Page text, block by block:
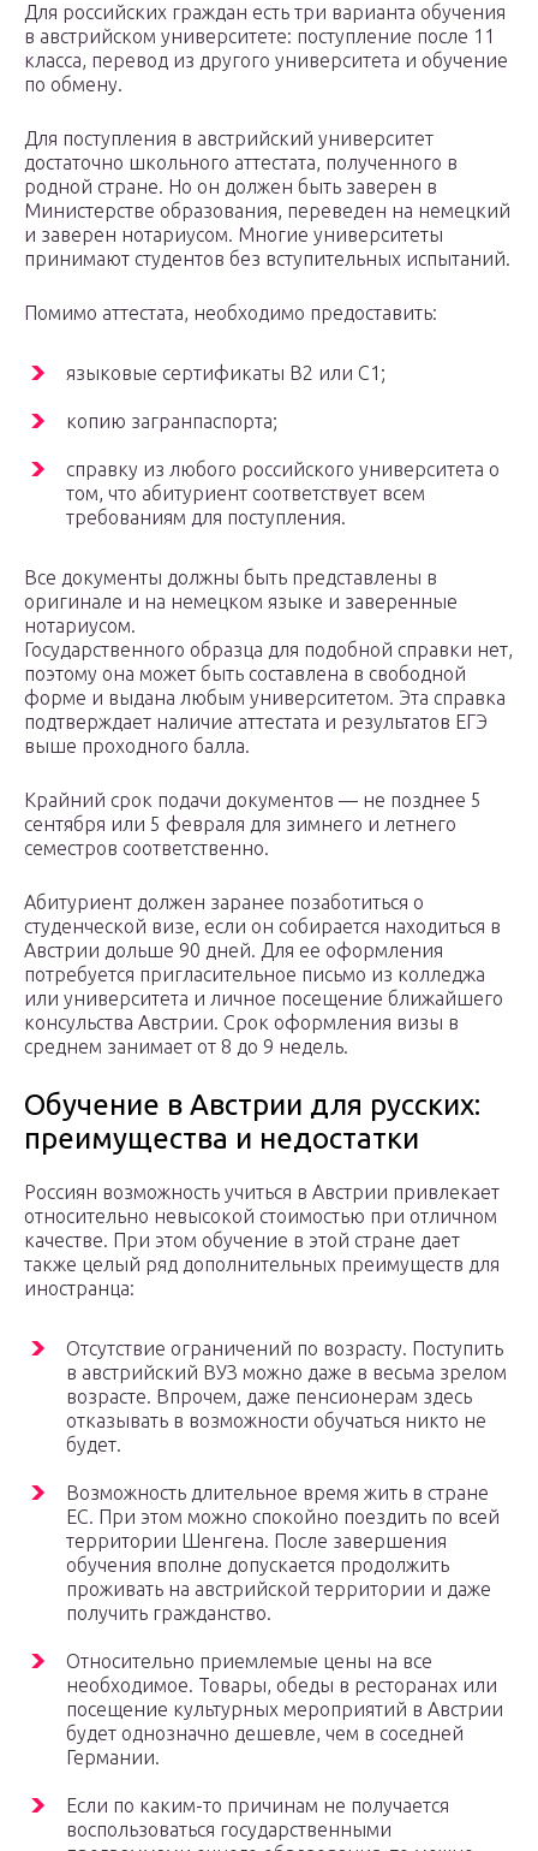
Для российских граждан есть три варианта обучения
в австрийском университете: поступление после 11
класса, перевод из другого университета и обучение
по обмену.
Для поступления в австрийский университет
достаточно школьного аттестата, полученного в
родной стране. Но он должен быть заверен в
Министерстве образования, переведен на немецкий
и заверен нотариусом. Многие университеты
принимают студентов без вступительных испытаний.
Помимо аттестата, необходимо предоставить:
языковые сертификаты B2 или C1;
копию загранпаспорта;
справку из любого российского университета о
том, что абитуриент соответствует всем
требованиям для поступления.
Все документы должны быть представлены в
оригинале и на немецком языке и заверенные
нотариусом.
Государственного образца для подобной справки нет,
поэтому она может быть составлена в свободной
форме и выдана любым университетом. Эта справка
подтверждает наличие аттестата и результатов ЕГЭ
выше проходного балла.
Крайний срок подачи документов — не позднее 5
сентября или 5 февраля для зимнего и летнего
семестров соответственно.
Абитуриент должен заранее позаботиться о
студенческой визе, если он собирается находиться в
Австрии дольше 90 дней. Для ее оформления
потребуется пригласительное письмо из колледжа
или университета и личное посещение ближайшего
консульства Австрии. Срок оформления визы в
среднем занимает от 8 до 9 недель.
Обучение в Австрии для русских:
преимущества и недостатки
Россиян возможность учиться в Австрии привлекает
относительно невысокой стоимостью при отличном
качестве. При этом обучение в этой стране дает
также целый ряд дополнительных преимуществ для
иностранца:
Отсутствие ограничений по возрасту. Поступить
в австрийский ВУЗ можно даже в весьма зрелом
возрасте. Впрочем, даже пенсионерам здесь
отказывать в возможности обучаться никто не
будет.
Возможность длительное время жить в стране
ЕС. При этом можно спокойно поездить по всей
территории Шенгена. После завершения
обучения вполне допускается продолжить
проживать на австрийской территории и даже
получить гражданство.
Относительно приемлемые цены на все
необходимое. Товары, обеды в ресторанах или
посещение культурных мероприятий в Австрии
будет однозначно дешевле, чем в соседней
Германии.
Если по каким-то причинам не получается
воспользоваться государственными